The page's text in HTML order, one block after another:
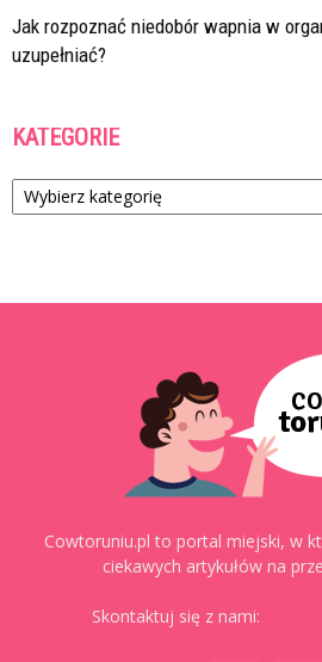
Jak rozpoznać niedobór wapnia w
uzupełniać?
KATEGORIE
Kategorie
Cowtoruniu.pl to portal miejski, w
ciekawych artykułów na
Skontaktuj się z nami: